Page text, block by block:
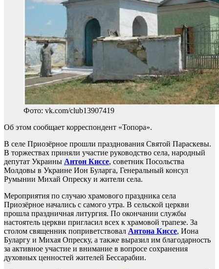
Фото: vk.com/club13907419
Об этом сообщает корреспондент «Топора».
В селе Приозёрное прошли празднования Святой Параскевы.
В торжествах приняли участие руководство села, народный
депутат Украины Антон Киссе, советник Посольства
Молдовы в Украине Ион Буларга, Генеральный консул
Румынии Михай Опреску и жители села.
Мероприятия по случаю храмового праздника села
Приозёрное начались с самого утра. В сельской церкви
прошла праздничная литургия. По окончании службы
настоятель церкви пригласил всех к храмовой трапезе. За
столом священник поприветствовал Антона Киссе, Иона
Буларгу и Михая Опреску, а также выразил им благодарность
за активное участие и внимание в вопросе сохранения
духовных ценностей жителей Бессарабии.